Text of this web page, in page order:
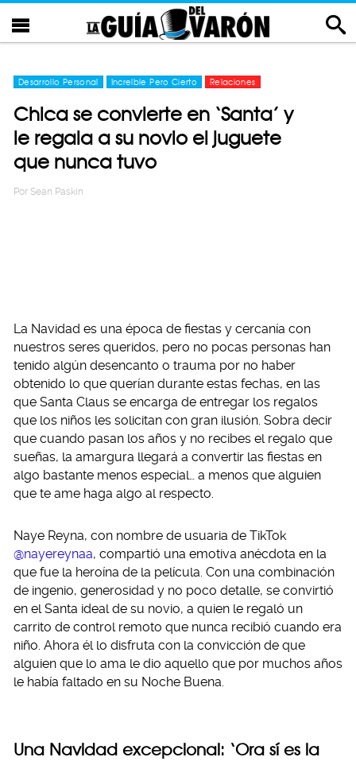
Desarrollo Personal Increíble Pero Cierto Relaciones
Chica se convierte en ‘Santa’ y
le regala a su novio el juguete
que nunca tuvo
Por Sean Paskin
La Navidad es una época de fiestas y cercanía con
nuestros seres queridos, pero no pocas personas han
tenido algún desencanto o trauma por no haber
obtenido lo que querían durante estas fechas, en las
que Santa Claus se encarga de entregar los regalos
que los niños les solicitan con gran ilusión. Sobra decir
que cuando pasan los años y no recibes el regalo que
sueñas, la amargura llegará a convertir las fiestas en
algo bastante menos especial… a menos que alguien
que te ame haga algo al respecto.
Naye Reyna, con nombre de usuaria de TikTok
@nayereynaa, compartió una emotiva anécdota en la
que fue la heroína de la película. Con una combinación
de ingenio, generosidad y no poco detalle, se convirtió
en el Santa ideal de su novio, a quien le regaló un
carrito de control remoto que nunca recibió cuando era
niño. Ahora él lo disfruta con la convicción de que
alguien que lo ama le dio aquello que por muchos años
le había faltado en su Noche Buena.
Una Navidad excepcional: ‘Ora sí es la